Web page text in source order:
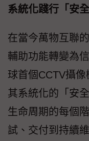
系統化踐行「安
在當今萬物互聯
輔助功能轉變為
球首個CCTV攝
其系統化的「安
生命周期的每個
試、交付到持續